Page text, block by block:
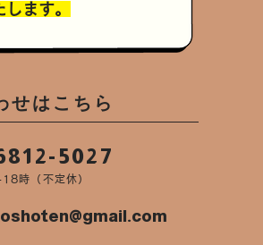
します。
せはこちら
5027
時（不定休）